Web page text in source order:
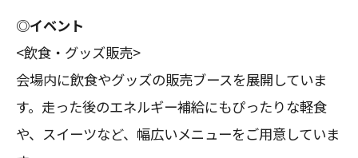
◎イベント
<飲食・グッズ販売>
会場内に飲食やグッズの販売ブースを展開していま
す。走った後のエネルギー補給にもぴったりな軽食
や、スイーツなど、幅広いメニューをご用意していま